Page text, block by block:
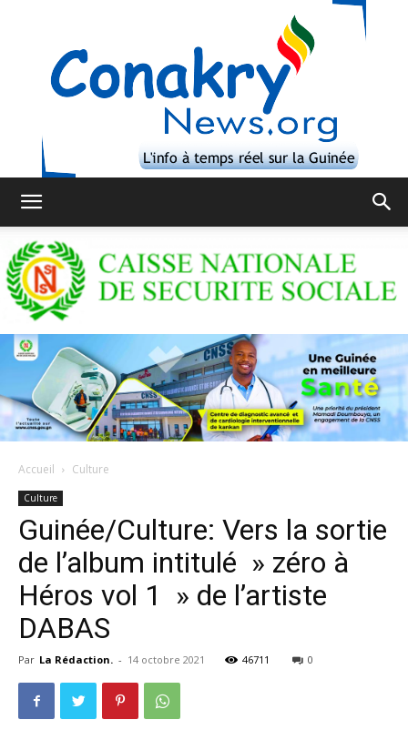
Accueil Culture
Culture
Guinée/Culture: Vers la sortie
de l’album intitulé » zéro à
Héros vol 1 » de l’artiste
DABAS
Par La Rédaction. - 14 octobre 2021 46711 0